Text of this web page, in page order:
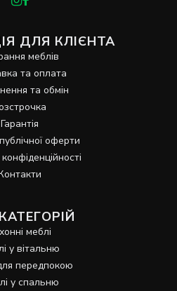
ДЛЯ КЛІЄНТА
меблів
та оплата
та обмін
Гарантія
оферти
меблі
у вітальню
передпокою
у спальню